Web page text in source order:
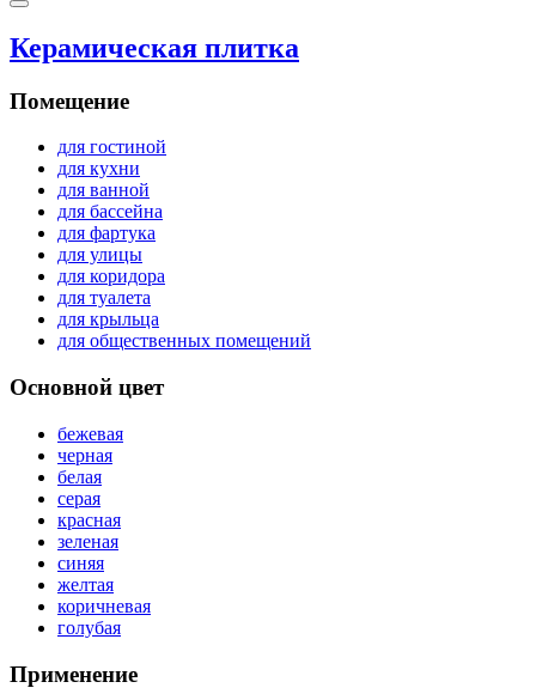
Керамическая плитка
Помещение
для гостиной
для кухни
для ванной
для бассейна
для фартука
для улицы
для коридора
для туалета
для крыльца
для общественных помещений
Основной цвет
бежевая
черная
белая
серая
красная
зеленая
синяя
желтая
коричневая
голубая
Применение